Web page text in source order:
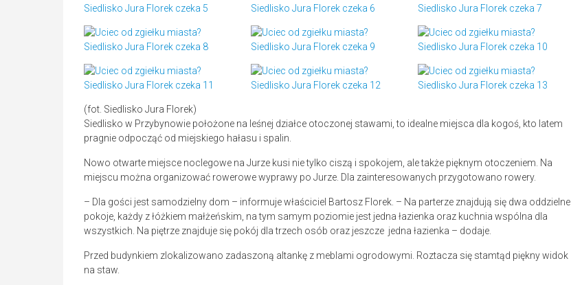
(fot. Siedlisko Jura Florek)
Siedlisko w Przybynowie położone na leśnej działce otoczonej stawami, to idealne miejsca dla kogoś, kto latem
pragnie odpocząć od miejskiego hałasu i spalin.
Nowo otwarte miejsce noclegowe na Jurze kusi nie tylko ciszą i spokojem, ale także pięknym otoczeniem. Na
miejscu można organizować rowerowe wyprawy po Jurze. Dla zainteresowanych przygotowano rowery.
– Dla gości jest samodzielny dom – informuje właściciel Bartosz Florek. – Na parterze znajdują się dwa oddzielne
pokoje, każdy z łóżkiem małżeńskim, na tym samym poziomie jest jedna łazienka oraz kuchnia wspólna dla
wszystkich. Na piętrze znajduje się pokój dla trzech osób oraz jeszcze jedna łazienka – dodaje.
Przed budynkiem zlokalizowano zadaszoną altankę z meblami ogrodowymi. Roztacza się stamtąd piękny widok
na staw.